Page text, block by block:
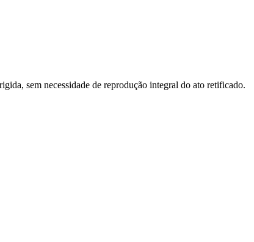
sem necessidade de reprodução integral do ato retificado.